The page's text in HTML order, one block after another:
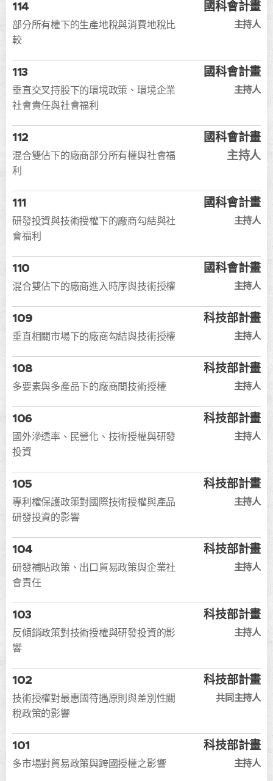
114
部分所有權下的生產地稅與消費地稅比
較
國科會計畫
主持人
113
垂直交叉持股下的環境政策、環境企業
社會責任與社會福利
國科會計畫
主持人
112
混合雙佔下的廠商部分所有權與社會福
利
國科會計畫
主持人
111
研發投資與技術授權下的廠商勾結與社
會福利
國科會計畫
主持人
110
混合雙佔下的廠商進入時序與技術授權
國科會計畫
主持人
109
垂直相關市場下的廠商勾結與技術授權
科技部計畫
主持人
108
多要素與多產品下的廠商間技術授權
科技部計畫
主持人
106
國外滲透率、民營化、技術授權與研發
投資
科技部計畫
主持人
105
專利權保護政策對國際技術授權與產品
研發投資的影響
科技部計畫
主持人
104
研發補貼政策、出口貿易政策與企業社
會責任
科技部計畫
主持人
103
反傾銷政策對技術授權與研發投資的影
響
科技部計畫
主持人
102
技術授權對最惠國待遇原則與差別性關
稅政策的影響
科技部計畫
共同主持人
101
多市場對貿易政策與跨國授權之影響
科技部計畫
主持人